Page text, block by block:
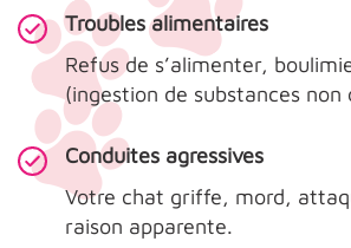
Troubles alimentaires
Refus de s’alimenter,
(ingestion de substances non
Conduites agressives
Votre chat griffe, mord,
raison apparente.